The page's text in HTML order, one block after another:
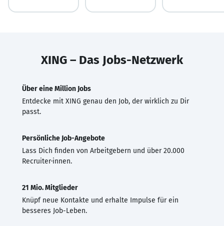
XING – Das Jobs-Netzwerk
Über eine Million Jobs
Entdecke mit XING genau den Job, der wirklich zu Dir
passt.
Persönliche Job-Angebote
Lass Dich finden von Arbeitgebern und über 20.000
Recruiter·innen.
21 Mio. Mitglieder
Knüpf neue Kontakte und erhalte Impulse für ein
besseres Job-Leben.